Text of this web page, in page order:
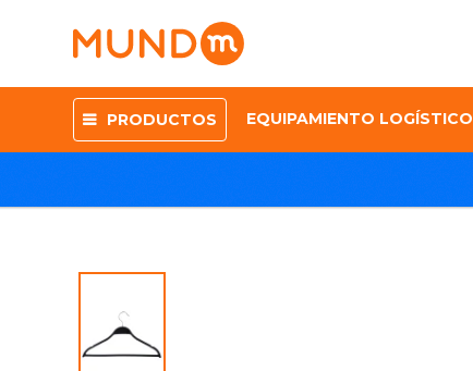
PRODUCTOS EQUIPAMIENTO LOGÍSTICO